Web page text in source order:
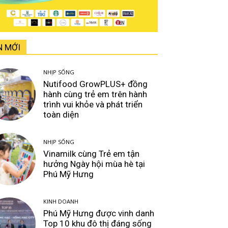
MỚI
NHỊP SỐNG
Nutifood GrowPLUS+ đồng
hành cùng trẻ em trên hành
trình vui khỏe và phát triển
toàn diện
NHỊP SỐNG
Vinamilk cùng Trẻ em tận
hưởng Ngày hội mùa hè tại
Phú Mỹ Hưng
KINH DOANH
Phú Mỹ Hưng được vinh danh
Top 10 khu đô thị đáng sống